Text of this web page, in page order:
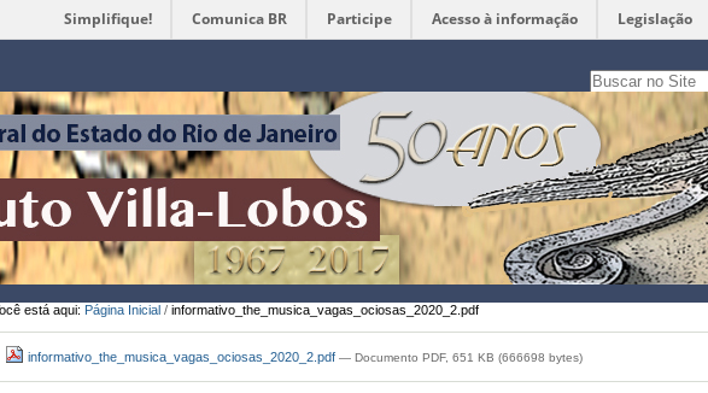
Simplifique! Comunica BR Participe Acesso à informação Legislação
Busca
apenas nesta seção
Busca
Avançada…
está aqui: Página Inicial / informativo_the_musica_vagas_ociosas_2020_2.pdf
informativo_the_musica_vagas_ociosas_2020_2.pdf — Documento PDF, 651 KB (666698 bytes)